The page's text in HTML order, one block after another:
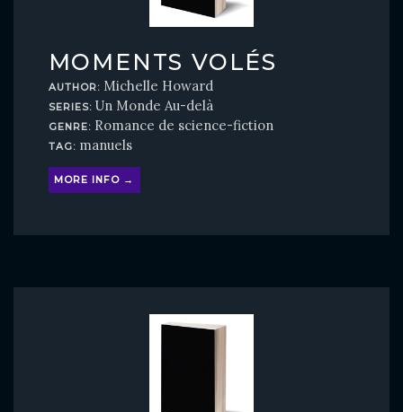
MOMENTS VOLÉS
AUTHOR: Michelle Howard
SERIES: Un Monde Au-delà
GENRE: Romance de science-fiction
TAG: manuels
MORE INFO →